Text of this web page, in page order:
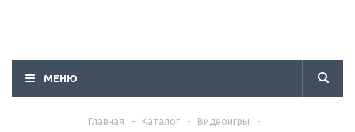
МЕНЮ
Главная - Каталог - Видеоигры
-